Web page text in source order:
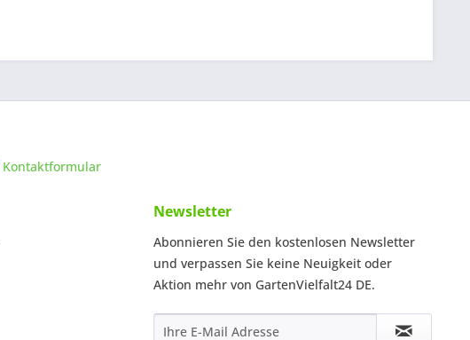
Kontaktformular
Newsletter
Abonnieren Sie den kostenlosen Newsletter
und verpassen Sie keine Neuigkeit oder
Aktion mehr von GartenVielfalt24 DE.